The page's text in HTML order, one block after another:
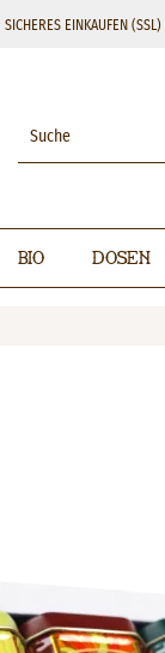
SICHERES EINKAUFEN (SSL)
BIO Dosen